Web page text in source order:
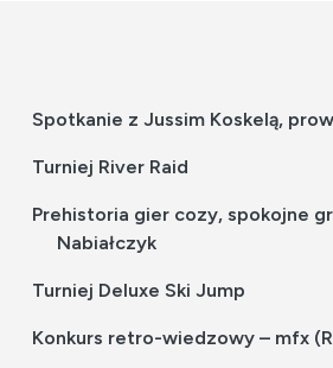
Spotkanie z Jussim Koskelą,
Turniej River Raid
Prehistoria gier cozy, spokojne
Nabiałczyk
Turniej Deluxe Ski Jump
Konkurs retro-wiedzowy – mfx